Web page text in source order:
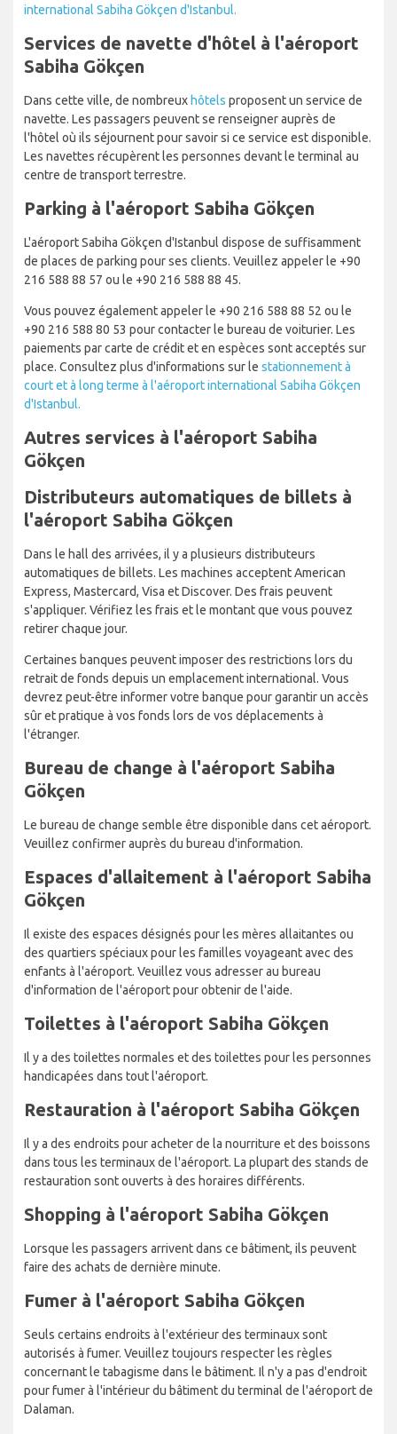
international Sabiha Gökçen d'Istanbul.
Services de navette d'hôtel à l'aéroport
Sabiha Gökçen
Dans cette ville, de nombreuxhôtels proposent un service de
navette. Les passagers peuvent se renseigner auprès de
l'hôtel où ils séjournent pour savoir si ce service est disponible.
Les navettes récupèrent les personnes devant le terminal au
centre de transport terrestre.
Parking à l'aéroport Sabiha Gökçen
L'aéroport Sabiha Gökçen d'Istanbul dispose de suffisamment
de places de parking pour ses clients. Veuillez appeler le +90
216 588 88 57 ou le +90 216 588 88 45.
Vous pouvez également appeler le +90 216 588 88 52 ou le
+90 216 588 80 53 pour contacter le bureau de voiturier. Les
paiements par carte de crédit et en espèces sont acceptés sur
place. Consultez plus d'informations sur le stationnement à
court et à long terme à l'aéroport international Sabiha Gökçen
d'Istanbul.
Autres services à l'aéroport Sabiha
Gökçen
Distributeurs automatiques de billets à
l'aéroport Sabiha Gökçen
Dans le hall des arrivées, il y a plusieurs distributeurs
automatiques de billets. Les machines acceptent American
Express, Mastercard, Visa et Discover. Des frais peuvent
s'appliquer. Vérifiez les frais et le montant que vous pouvez
retirer chaque jour.
Certaines banques peuvent imposer des restrictions lors du
retrait de fonds depuis un emplacement international. Vous
devrez peut-être informer votre banque pour garantir un accès
sûr et pratique à vos fonds lors de vos déplacements à
l'étranger.
Bureau de change à l'aéroport Sabiha
Gökçen
Le bureau de change semble être disponible dans cet aéroport.
Veuillez confirmer auprès du bureau d'information.
Espaces d'allaitement à l'aéroport Sabiha
Gökçen
Il existe des espaces désignés pour les mères allaitantes ou
des quartiers spéciaux pour les familles voyageant avec des
enfants à l'aéroport. Veuillez vous adresser au bureau
d'information de l'aéroport pour obtenir de l'aide.
Toilettes à l'aéroport Sabiha Gökçen
Il y a des toilettes normales et des toilettes pour les personnes
handicapées dans tout l'aéroport.
Restauration à l'aéroport Sabiha Gökçen
Il y a des endroits pour acheter de la nourriture et des boissons
dans tous les terminaux de l'aéroport. La plupart des stands de
restauration sont ouverts à des horaires différents.
Shopping à l'aéroport Sabiha Gökçen
Lorsque les passagers arrivent dans ce bâtiment, ils peuvent
faire des achats de dernière minute.
Fumer à l'aéroport Sabiha Gökçen
Seuls certains endroits à l'extérieur des terminaux sont
autorisés à fumer. Veuillez toujours respecter les règles
concernant le tabagisme dans le bâtiment. Il n'y a pas d'endroit
pour fumer à l'intérieur du bâtiment du terminal de l'aéroport de
Dalaman.